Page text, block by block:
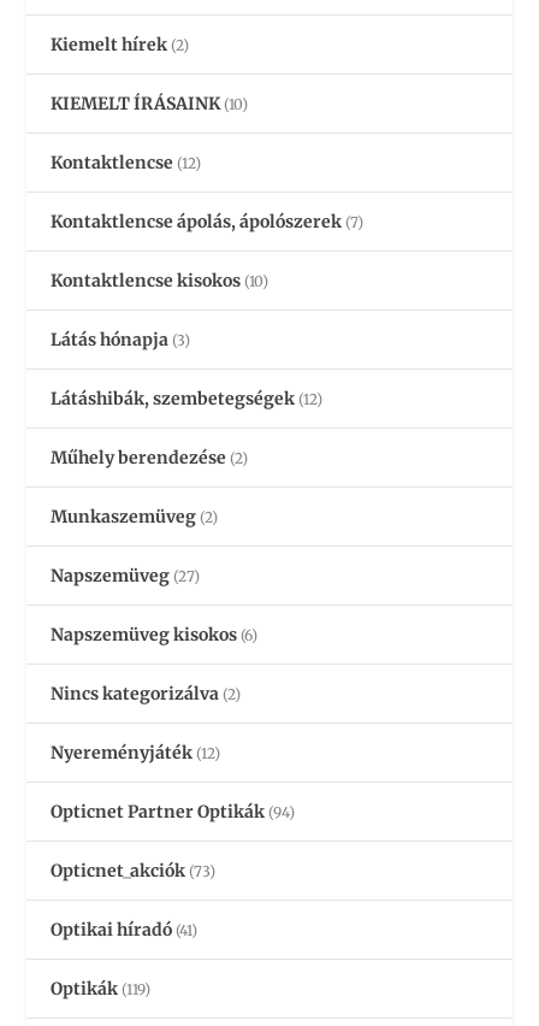
Kiemelt hírek (2)
KIEMELT ÍRÁSAINK (10)
Kontaktlencse (12)
Kontaktlencse ápolás, ápolószerek (7)
Kontaktlencse kisokos (10)
Látás hónapja (3)
Látáshibák, szembetegségek (12)
Műhely berendezése (2)
Munkaszemüveg (2)
Napszemüveg (27)
Napszemüveg kisokos (6)
Nincs kategorizálva (2)
Nyereményjáték (12)
Opticnet Partner Optikák (94)
Opticnet_akciók (73)
Optikai híradó (41)
Optikák (119)